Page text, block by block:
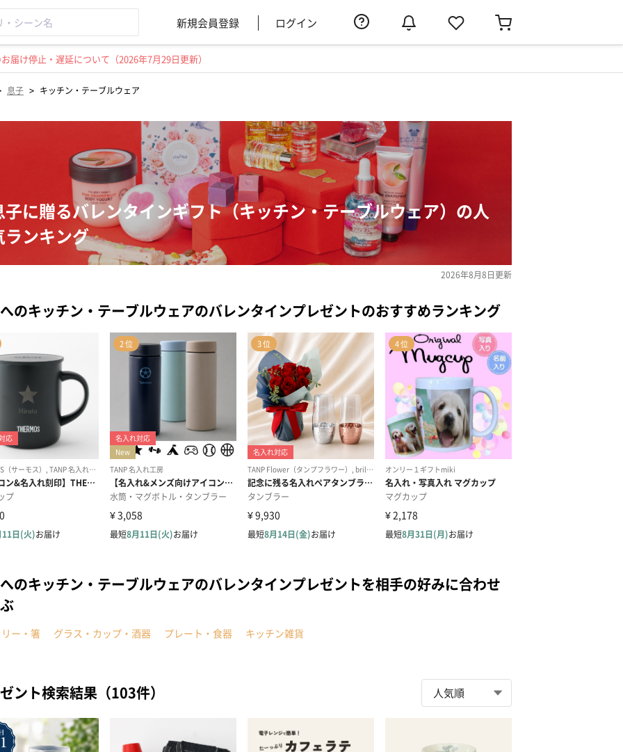
新規会員登録 ログイン
け停止・遅延について（2026年7月29日更新）
息子 > キッチン・テーブルウェア
子に贈るバレンタインギフト（キッチン・テーブルウェア）の人
ランキング
2026年8月8日更新
のキッチン・テーブルウェアのバレンタインプレゼントのおすすめランキング
のキッチン・テーブルウェアのバレンタインプレゼントを相手の好みに合わせ
ー・箸 グラス・カップ・酒器 プレート・食器 キッチン雑貨
ント検索結果（103件）